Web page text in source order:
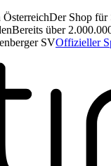
Der Shop für
Bereits über
Offizieller